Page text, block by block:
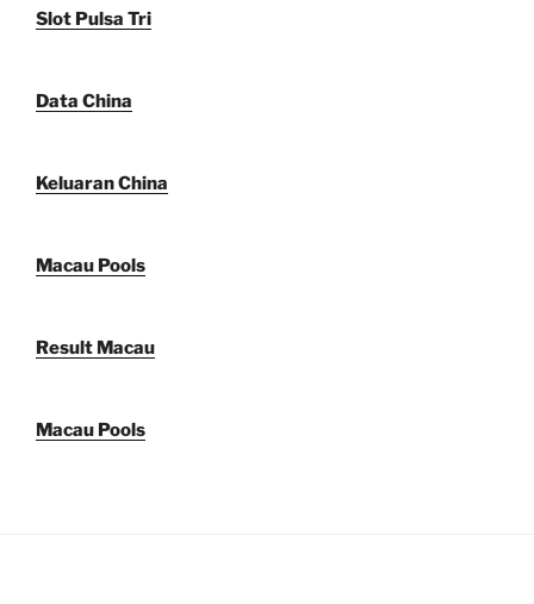
Slot Pulsa Tri
Data China
Keluaran China
Macau Pools
Result Macau
Macau Pools